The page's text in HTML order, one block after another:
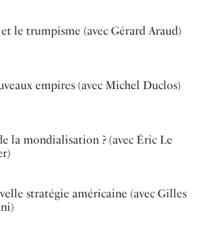
le trumpisme (avec Gérard Araud)
empires (avec Michel Duclos)
la mondialisation ? (avec Éric Le
stratégie américaine (avec Gilles